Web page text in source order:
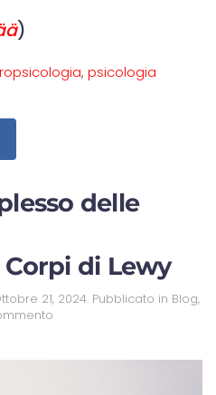
)
, psicologia
delle
di Lewy
21, 2024. Pubblicato in Blog,